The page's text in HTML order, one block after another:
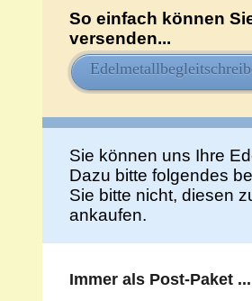
So einfach können
versenden...
Sie können uns Ihre
Dazu bitte folgendes
Sie bitte nicht, diesen
ankaufen.
Immer als Post-Paket ...